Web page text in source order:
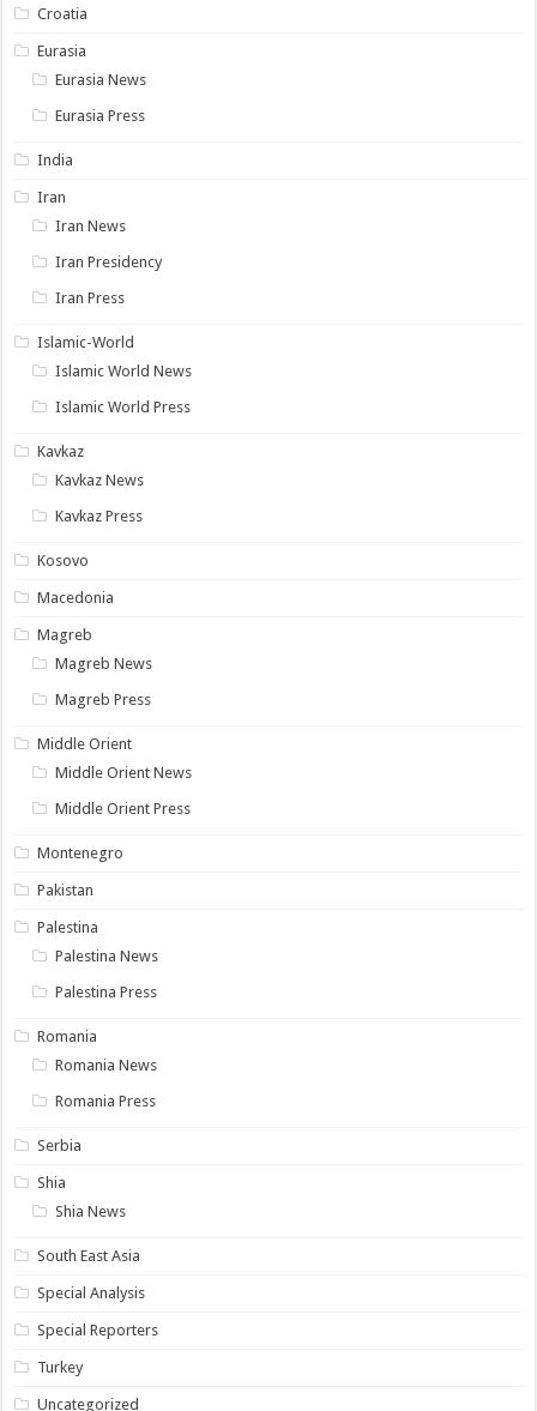
Croatia
Eurasia
Eurasia News
Eurasia Press
India
Iran
Iran News
Iran Presidency
Iran Press
Islamic-World
Islamic World News
Islamic World Press
Kavkaz
Kavkaz News
Kavkaz Press
Kosovo
Macedonia
Magreb
Magreb News
Magreb Press
Middle Orient
Middle Orient News
Middle Orient Press
Montenegro
Pakistan
Palestina
Palestina News
Palestina Press
Romania
Romania News
Romania Press
Serbia
Shia
Shia News
South East Asia
Special Analysis
Special Reporters
Turkey
Uncategorized